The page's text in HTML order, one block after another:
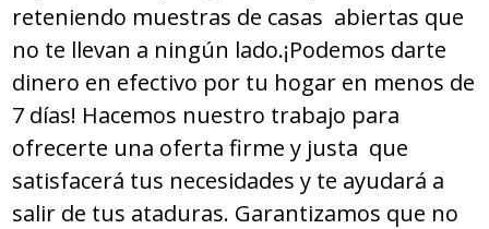
reteniendo muestras de casas abiertas que
no te llevan a ningún lado.¡Podemos darte
dinero en efectivo por tu hogar en menos de
7 días! Hacemos nuestro trabajo para
ofrecerte una oferta firme y justa que
satisfacerá tus necesidades y te ayudará a
salir de tus ataduras. Garantizamos que no